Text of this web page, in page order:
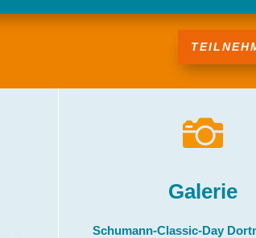

Galerie
Schumann-Classic-Day